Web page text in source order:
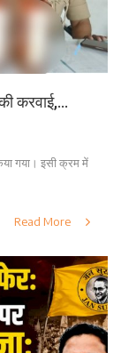
करवाई,...
गया। इसी क्रम में
Read More